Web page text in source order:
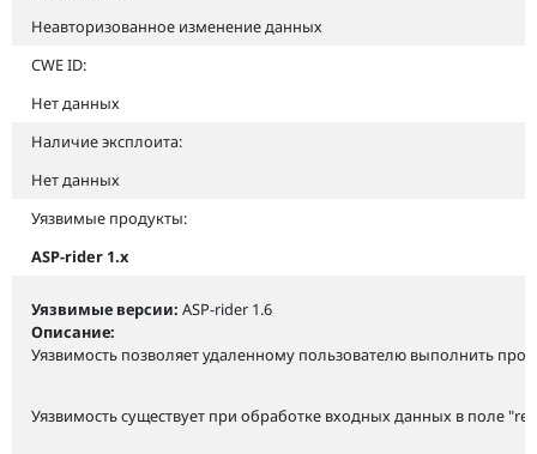
Неавторизованное изменение данных
CWE ID:
Нет данных
Наличие эксплоита:
Нет данных
Уязвимые продукты:
ASP-rider 1.x
Уязвимые версии: ASP-rider 1.6
Описание:
Уязвимость позволяет удаленному пользователю выполнить
Уязвимость существует при обработке входных данных в поле